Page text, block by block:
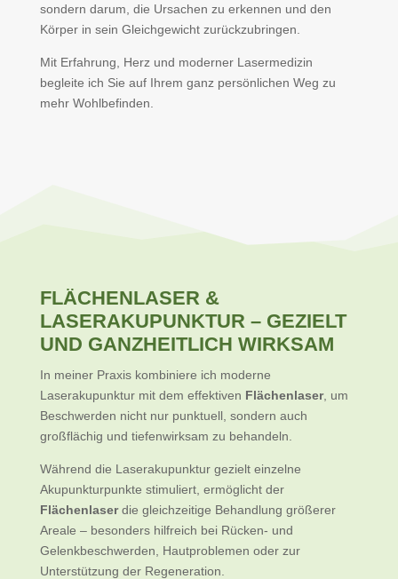
sondern darum, die Ursachen zu erkennen und den
Körper in sein Gleichgewicht zurückzubringen.
Mit Erfahrung, Herz und moderner Lasermedizin
begleite ich Sie auf Ihrem ganz persönlichen Weg zu
mehr Wohlbefinden.
FLÄCHENLASER &
LASERAKUPUNKTUR – GEZIELT
UND GANZHEITLICH WIRKSAM
In meiner Praxis kombiniere ich moderne
Laserakupunktur mit dem effektiven Flächenlaser, um
Beschwerden nicht nur punktuell, sondern auch
großflächig und tiefenwirksam zu behandeln.
Während die Laserakupunktur gezielt einzelne
Akupunkturpunkte stimuliert, ermöglicht der
Flächenlaserdie gleichzeitige Behandlung größerer
Areale – besonders hilfreich bei Rücken- und
Gelenkbeschwerden, Hautproblemen oder zur
Unterstützung der Regeneration.